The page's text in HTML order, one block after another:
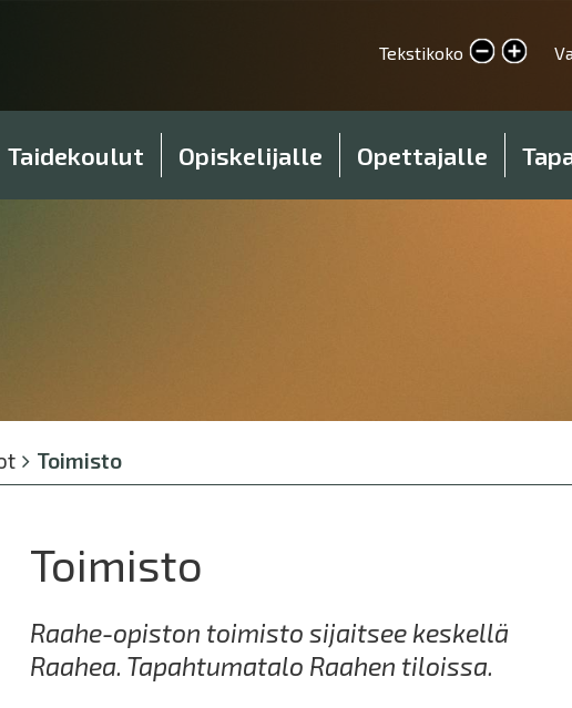
pääsisältöönTekstikoko
Pienennä tekstikokoa
Suurenna tekstikokoa
Taidekoulut Opiskelijalle Opettajalle
Toimisto
Toimisto
Raahe-opiston toimisto sijaitsee keskellä
Raahea. Tapahtumatalo Raahen tiloissa.